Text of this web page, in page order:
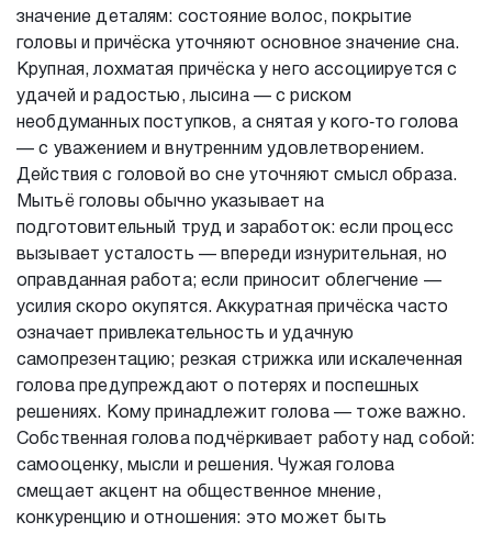
значение деталям: состояние волос, покрытие
головы и причёска уточняют основное значение сна.
Крупная, лохматая причёска у него ассоциируется с
удачей и радостью, лысина — с риском
необдуманных поступков, а снятая у кого‑то голова
— с уважением и внутренним удовлетворением.
Действия с головой во сне уточняют смысл образа.
Мытьё головы обычно указывает на
подготовительный труд и заработок: если процесс
вызывает усталость — впереди изнурительная, но
оправданная работа; если приносит облегчение —
усилия скоро окупятся. Аккуратная причёска часто
означает привлекательность и удачную
самопрезентацию; резкая стрижка или искалеченная
голова предупреждают о потерях и поспешных
решениях. Кому принадлежит голова — тоже важно.
Собственная голова подчёркивает работу над собой:
самооценку, мысли и решения. Чужая голова
смещает акцент на общественное мнение,
конкуренцию и отношения: это может быть